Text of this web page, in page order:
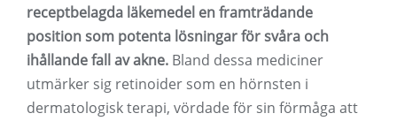
receptbelagda läkemedel en framträdande
position som potenta lösningar för svåra och
ihållande fall av akne. Bland dessa mediciner
utmärker sig retinoider som en hörnsten i
dermatologisk terapi, vördade för sin förmåga att